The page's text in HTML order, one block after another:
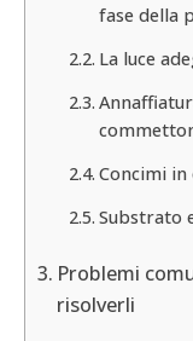
fase della
La luce
Concimi in
Substrato
Problemi
risolverli